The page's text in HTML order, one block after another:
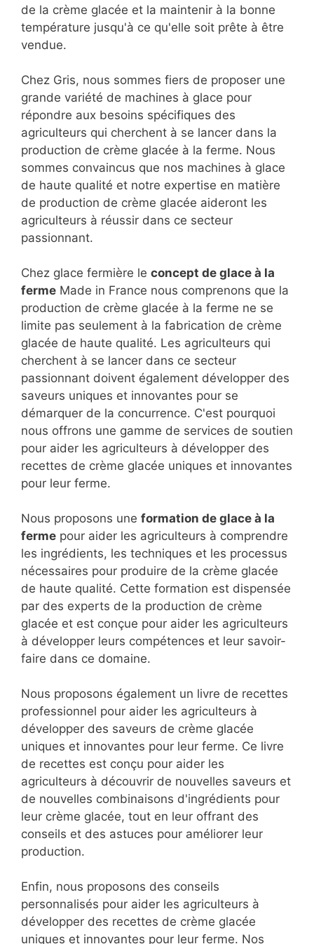
de la crème glacée et la maintenir à la bonne
température jusqu'à ce qu'elle soit prête à être
vendue.
Chez Gris, nous sommes fiers de proposer une
grande variété de machines à glace pour
répondre aux besoins spécifiques des
agriculteurs qui cherchent à se lancer dans la
production de crème glacée à la ferme. Nous
sommes convaincus que nos machines à glace
de haute qualité et notre expertise en matière
de production de crème glacée aideront les
agriculteurs à réussir dans ce secteur
passionnant.
Chez glace fermière le concept de glace à la
ferme Made in France nous comprenons que la
production de crème glacée à la ferme ne se
limite pas seulement à la fabrication de crème
glacée de haute qualité. Les agriculteurs qui
cherchent à se lancer dans ce secteur
passionnant doivent également développer des
saveurs uniques et innovantes pour se
démarquer de la concurrence. C'est pourquoi
nous offrons une gamme de services de soutien
pour aider les agriculteurs à développer des
recettes de crème glacée uniques et innovantes
pour leur ferme.
Nous proposons une formation de glace à la
ferme pour aider les agriculteurs à comprendre
les ingrédients, les techniques et les processus
nécessaires pour produire de la crème glacée
de haute qualité. Cette formation est dispensée
par des experts de la production de crème
glacée et est conçue pour aider les agriculteurs
à développer leurs compétences et leur savoir-
faire dans ce domaine.
Nous proposons également un livre de recettes
professionnel pour aider les agriculteurs à
développer des saveurs de crème glacée
uniques et innovantes pour leur ferme. Ce livre
de recettes est conçu pour aider les
agriculteurs à découvrir de nouvelles saveurs et
de nouvelles combinaisons d'ingrédients pour
leur crème glacée, tout en leur offrant des
conseils et des astuces pour améliorer leur
production.
Enfin, nous proposons des conseils
personnalisés pour aider les agriculteurs à
développer des recettes de crème glacée
uniques et innovantes pour leur ferme. Nos